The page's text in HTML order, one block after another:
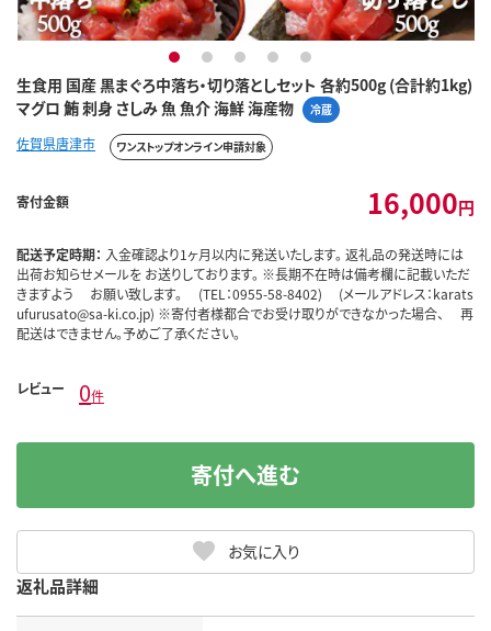
生食用 国産 黒まぐろ中落ち・切り落としセット 各約500g (合計約1kg)
マグロ 鮪 刺身 さしみ 魚 魚介 海鮮 海産物
冷蔵
1 2 3 4 5
佐賀県唐津市 ワンストップオンライン申請対象
寄付金額 16,000円
配送予定時期： 入金確認より1ヶ月以内に発送いたします。 返礼品の発送時には
出荷お知らせメールを お送りしております。 ※長期不在時は備考欄に記載いただ
きますよう お願い致します。 (TEL：0955-58-8402) (メールアドレス：karats
ufurusato@sa-ki.co.jp) ※寄付者様都合でお受け取りができなかった場合、 再
配送はできません。予めご了承ください。
レビュー 0件
お気に入り
寄付へ進む
返礼品詳細